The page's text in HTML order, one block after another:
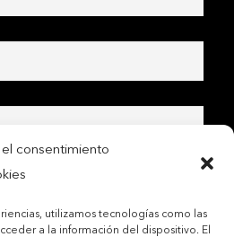
consentimiento
utilizamos tecnologías como las
a la información del dispositivo. El